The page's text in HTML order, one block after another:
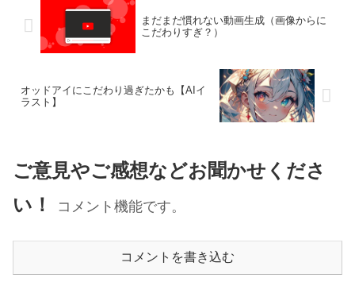
まだまだ慣れない動画生成（画像からに
こだわりすぎ？）
オッドアイにこだわり過ぎたかも【AIイ
ラスト】
ご意見やご感想などお聞かせくださ
い！
コメント機能です。
コメントを書き込む